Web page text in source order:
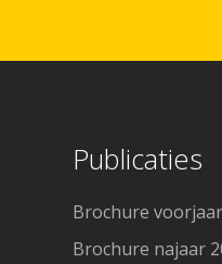
Publicaties
Brochure
Brochure najaar